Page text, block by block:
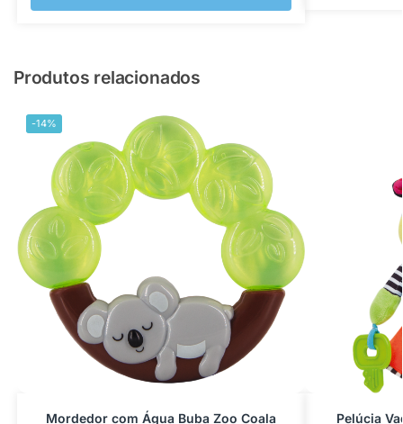
Produtos relacionados
-14%
Mordedor com Água Buba Zoo Coala
Pelúcia